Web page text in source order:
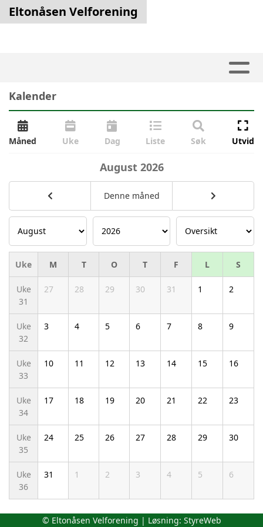
Eltonåsen Velforening
Kalender
Måned Uke Dag Liste Søk Utvid
Denne måned
August 2026
Uke M T O T F L S
Uke
31
27 28 29 30 31 1 2
Uke
32
3 4 5 6 7 8 9
Uke
33
10 11 12 13 14 15 16
Uke
34
17 18 19 20 21 22 23
Uke
35
24 25 26 27 28 29 30
Uke
36
31 1 2 3 4 5 6
© Eltonåsen Velforening | Løsning: StyreWeb